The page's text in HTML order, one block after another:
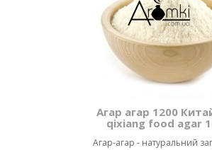
Агар агар 1200
qixiang food agar 1
Агар-агар - натуральний